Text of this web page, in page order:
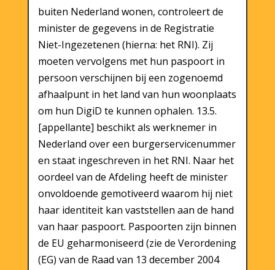
buiten Nederland wonen, controleert de
minister de gegevens in de Registratie
Niet-Ingezetenen (hierna: het RNI). Zij
moeten vervolgens met hun paspoort in
persoon verschijnen bij een zogenoemd
afhaalpunt in het land van hun woonplaats
om hun DigiD te kunnen ophalen. 13.5.
[appellante] beschikt als werknemer in
Nederland over een burgerservicenummer
en staat ingeschreven in het RNI. Naar het
oordeel van de Afdeling heeft de minister
onvoldoende gemotiveerd waarom hij niet
haar identiteit kan vaststellen aan de hand
van haar paspoort. Paspoorten zijn binnen
de EU geharmoniseerd (zie de Verordening
(EG) van de Raad van 13 december 2004